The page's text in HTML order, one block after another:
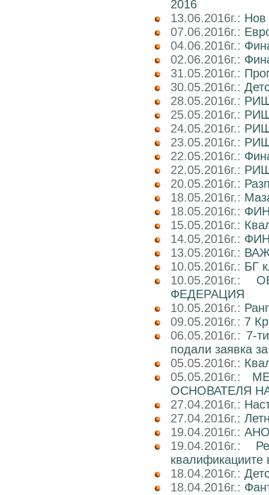
2016
13.06.2016г.:
07.06.2016г.:
04.06.2016г.:
02.06.2016г.:
31.05.2016г.:
30.05.2016г.:
28.05.2016г.: РИШ
25.05.2016г.:
24.05.2016г.:
23.05.2016г.: РИШ
22.05.2016г.:
22.05.2016г.: РИШ
20.05.2016г.:
18.05.2016г.:
18.05.2016г.:
15.05.2016г.:
14.05.2016г.:
13.05.2016г.:
10.05.2016г.: БГ
10.05.2016г.:
ФЕДЕРАЦИЯ
10.05.2016г.:
09.05.2016г.: 7
06.05.2016г.: 7-
подали заявка
05.05.2016г.:
05.05.2016г.:
ОСНОВАТЕЛЯ
27.04.2016г.:
27.04.2016г.:
19.04.2016г.:
19.04.2016г.:
квалификациите
18.04.2016г.:
18.04.2016г.: